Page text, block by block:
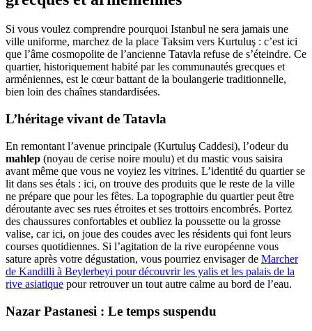
Si vous voulez comprendre pourquoi Istanbul ne sera jamais une
ville uniforme, marchez de la place Taksim vers Kurtuluş : c’est ici
que l’âme cosmopolite de l’ancienne Tatavla refuse de s’éteindre. Ce
quartier, historiquement habité par les communautés grecques et
arméniennes, est le cœur battant de la boulangerie traditionnelle,
bien loin des chaînes standardisées.
L’héritage vivant de Tatavla
En remontant l’avenue principale (Kurtuluş Caddesi), l’odeur du
mahlep (noyau de cerise noire moulu) et du mastic vous saisira
avant même que vous ne voyiez les vitrines. L’identité du quartier se
lit dans ses étals : ici, on trouve des produits que le reste de la ville
ne prépare que pour les fêtes. La topographie du quartier peut être
déroutante avec ses rues étroites et ses trottoirs encombrés. Portez
des chaussures confortables et oubliez la poussette ou la grosse
valise, car ici, on joue des coudes avec les résidents qui font leurs
courses quotidiennes. Si l’agitation de la rive européenne vous
sature après votre dégustation, vous pourriez envisager de Marcher
de Kandilli à Beylerbeyi pour découvrir les yalis et les palais de la
rive asiatique pour retrouver un tout autre calme au bord de l’eau.
Nazar Pastanesi : Le temps suspendu